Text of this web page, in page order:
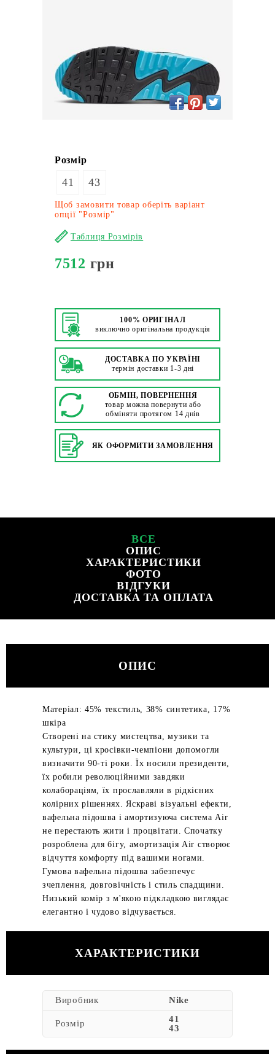
Розмір
41 43
Щоб замовити товар оберіть варіант
опції "Розмір"
Таблиця Розмірів
7512 грн
100% ОРИГІНАЛ
виключно оригінальна продукція
ДОСТАВКА ПО УКРАЇНІ
термін доставки 1-3 дні
ОБМІН, ПОВЕРНЕННЯ
товар можна повернути або
обміняти протягом 14 днів
ЯК ОФОРМИТИ ЗАМОВЛЕННЯ
ВСЕ
ОПИС
ХАРАКТЕРИСТИКИ
ФОТО
ВІДГУКИ
ДОСТАВКА ТА ОПЛАТА
ОПИС
Матеріал: 45% текстиль, 38% синтетика, 17%
шкіра
Створені на стику мистецтва, музики та
культури, ці кросівки-чемпіони допомогли
визначити 90-ті роки. Їх носили президенти,
їх робили революційними завдяки
колабораціям, їх прославляли в рідкісних
колірних рішеннях. Яскраві візуальні ефекти,
вафельна підошва і амортизуюча система Air
не перестають жити і процвітати. Спочатку
розроблена для бігу, амортизація Air створює
відчуття комфорту під вашими ногами.
Гумова вафельна підошва забезпечує
зчеплення, довговічність і стиль спадщини.
Низький комір з м'якою підкладкою виглядає
елегантно і чудово відчувається.
ХАРАКТЕРИСТИКИ
Виробник Nike
Розмір
41
43